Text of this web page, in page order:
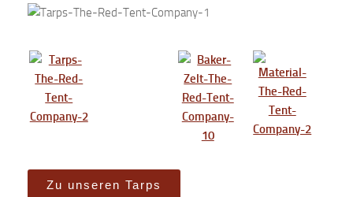
Zu unseren Tarps